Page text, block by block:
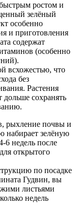
ростом и
зелёный
особенно
и приготовления
содержат
(особенно
всхожестью, что
без
Растения
дольше сохранять
рыхление почвы и
набирает зелёную
6 недель после
открытого
по посадке
Гудвин, вы
листьями
недель